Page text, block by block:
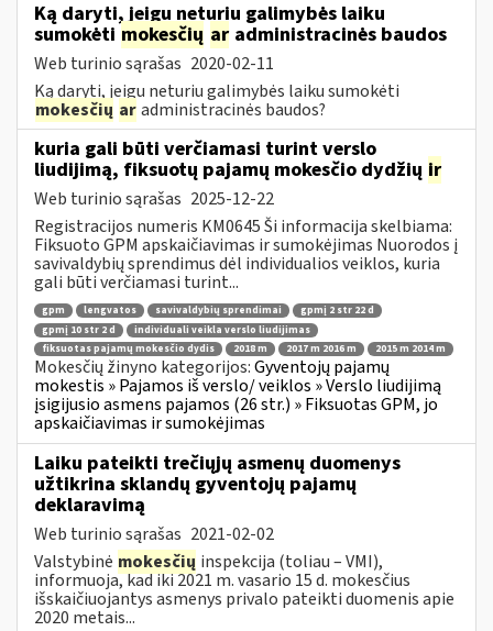
Ką daryti, jeigu neturiu galimybės laiku
sumokėti mokesčių ar administracinės baudos
Web turinio sąrašas 2020-02-11
Ką daryti, jeigu neturiu galimybės laiku sumokėti
mokesčių aradministracinės baudos?
kuria gali būti verčiamasi turint verslo
liudijimą, fiksuotų pajamų mokesčio dydžių ir
Web turinio sąrašas 2025-12-22
Registracijos numeris KM0645 Ši informacija skelbiama:
Fiksuoto GPM apskaičiavimas ir sumokėjimas Nuorodos į
savivaldybių sprendimus dėl individualios veiklos, kuria
gali būti verčiamasi turint...
gpm lengvatos savivaldybių sprendimai
gpmį 2 str 22 d
gpmį 10 str 2 d
individuali veikla verslo liudijimas
fiksuotas pajamų mokesčio dydis
2018 m 2017 m 2016 m 2015 m 2014 m
Mokesčių žinyno kategorijos:Gyventojų pajamų
mokestis » Pajamos iš verslo/ veiklos » Verslo liudijimą
įsigijusio asmens pajamos (26 str.) » Fiksuotas GPM, jo
apskaičiavimas ir sumokėjimas
Laiku pateikti trečiųjų asmenų duomenys
užtikrina sklandų gyventojų pajamų
deklaravimą
Web turinio sąrašas 2021-02-02
Valstybinė mokesčių inspekcija (toliau – VMI),
informuoja, kad iki 2021 m. vasario 15 d. mokesčius
išskaičiuojantys asmenys privalo pateikti duomenis apie
2020 metais...